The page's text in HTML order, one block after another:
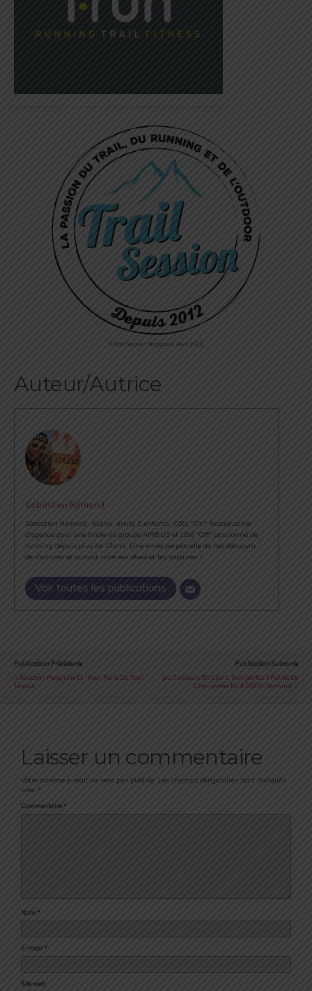
©Trail Session Magazine, Avril 2021
Auteur/Autrice
Sébastien Rémond
Sébastien Rémond, 41ans, marié 2 enfants. Côté "On" Responsable
d'agence pour une filiale du groupe AIRBUS et côté "Off" passionné de
running depuis plus de 10ans. Une envie perpétuelle de (se) découvrir,
de s'amuser et surtout vivre ses rêves et les dépasser !
Voir toutes les publications
Publication Précédente
Saucony Peregrine 11 : Pour Faire Du Tout
Terrain !
Publication Suivante
Jeu Concours BV Sport : Remportez 3 Paires De
Chaussettes BV & DBDB (Terminé)
Laisser un commentaire
Votre adresse e-mail ne sera pas publiée. Les champs obligatoires sont indiqués
avec *
Commentaire *
Nom *
E-mail *
Site web